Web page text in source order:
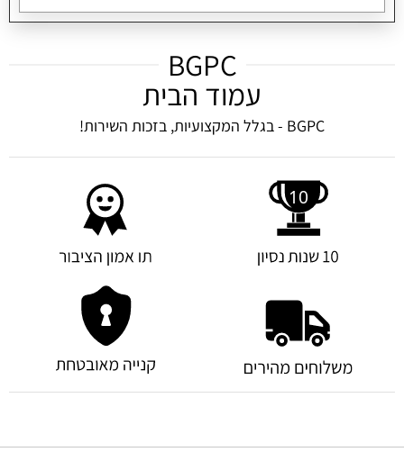
BGPC
עמוד הבית
BGPC - בגלל המקצועיות, בזכות השירות!